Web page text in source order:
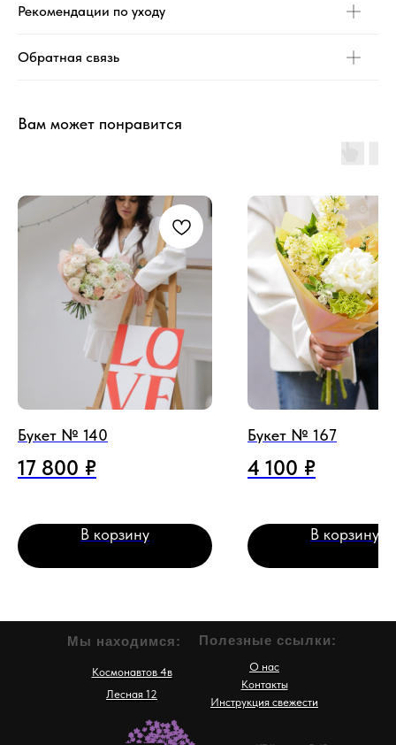
Рекомендации по уходу
Обратная связь
Вам может понравится
Букет № 140
17 800 ₽
В корзину
Букет № 167
4 100 ₽
В корзину
Полезные ссылки:
Инструкция свежести
Контакты
О нас
Лесная 12
Мы находимся:
Космонавтов 4в